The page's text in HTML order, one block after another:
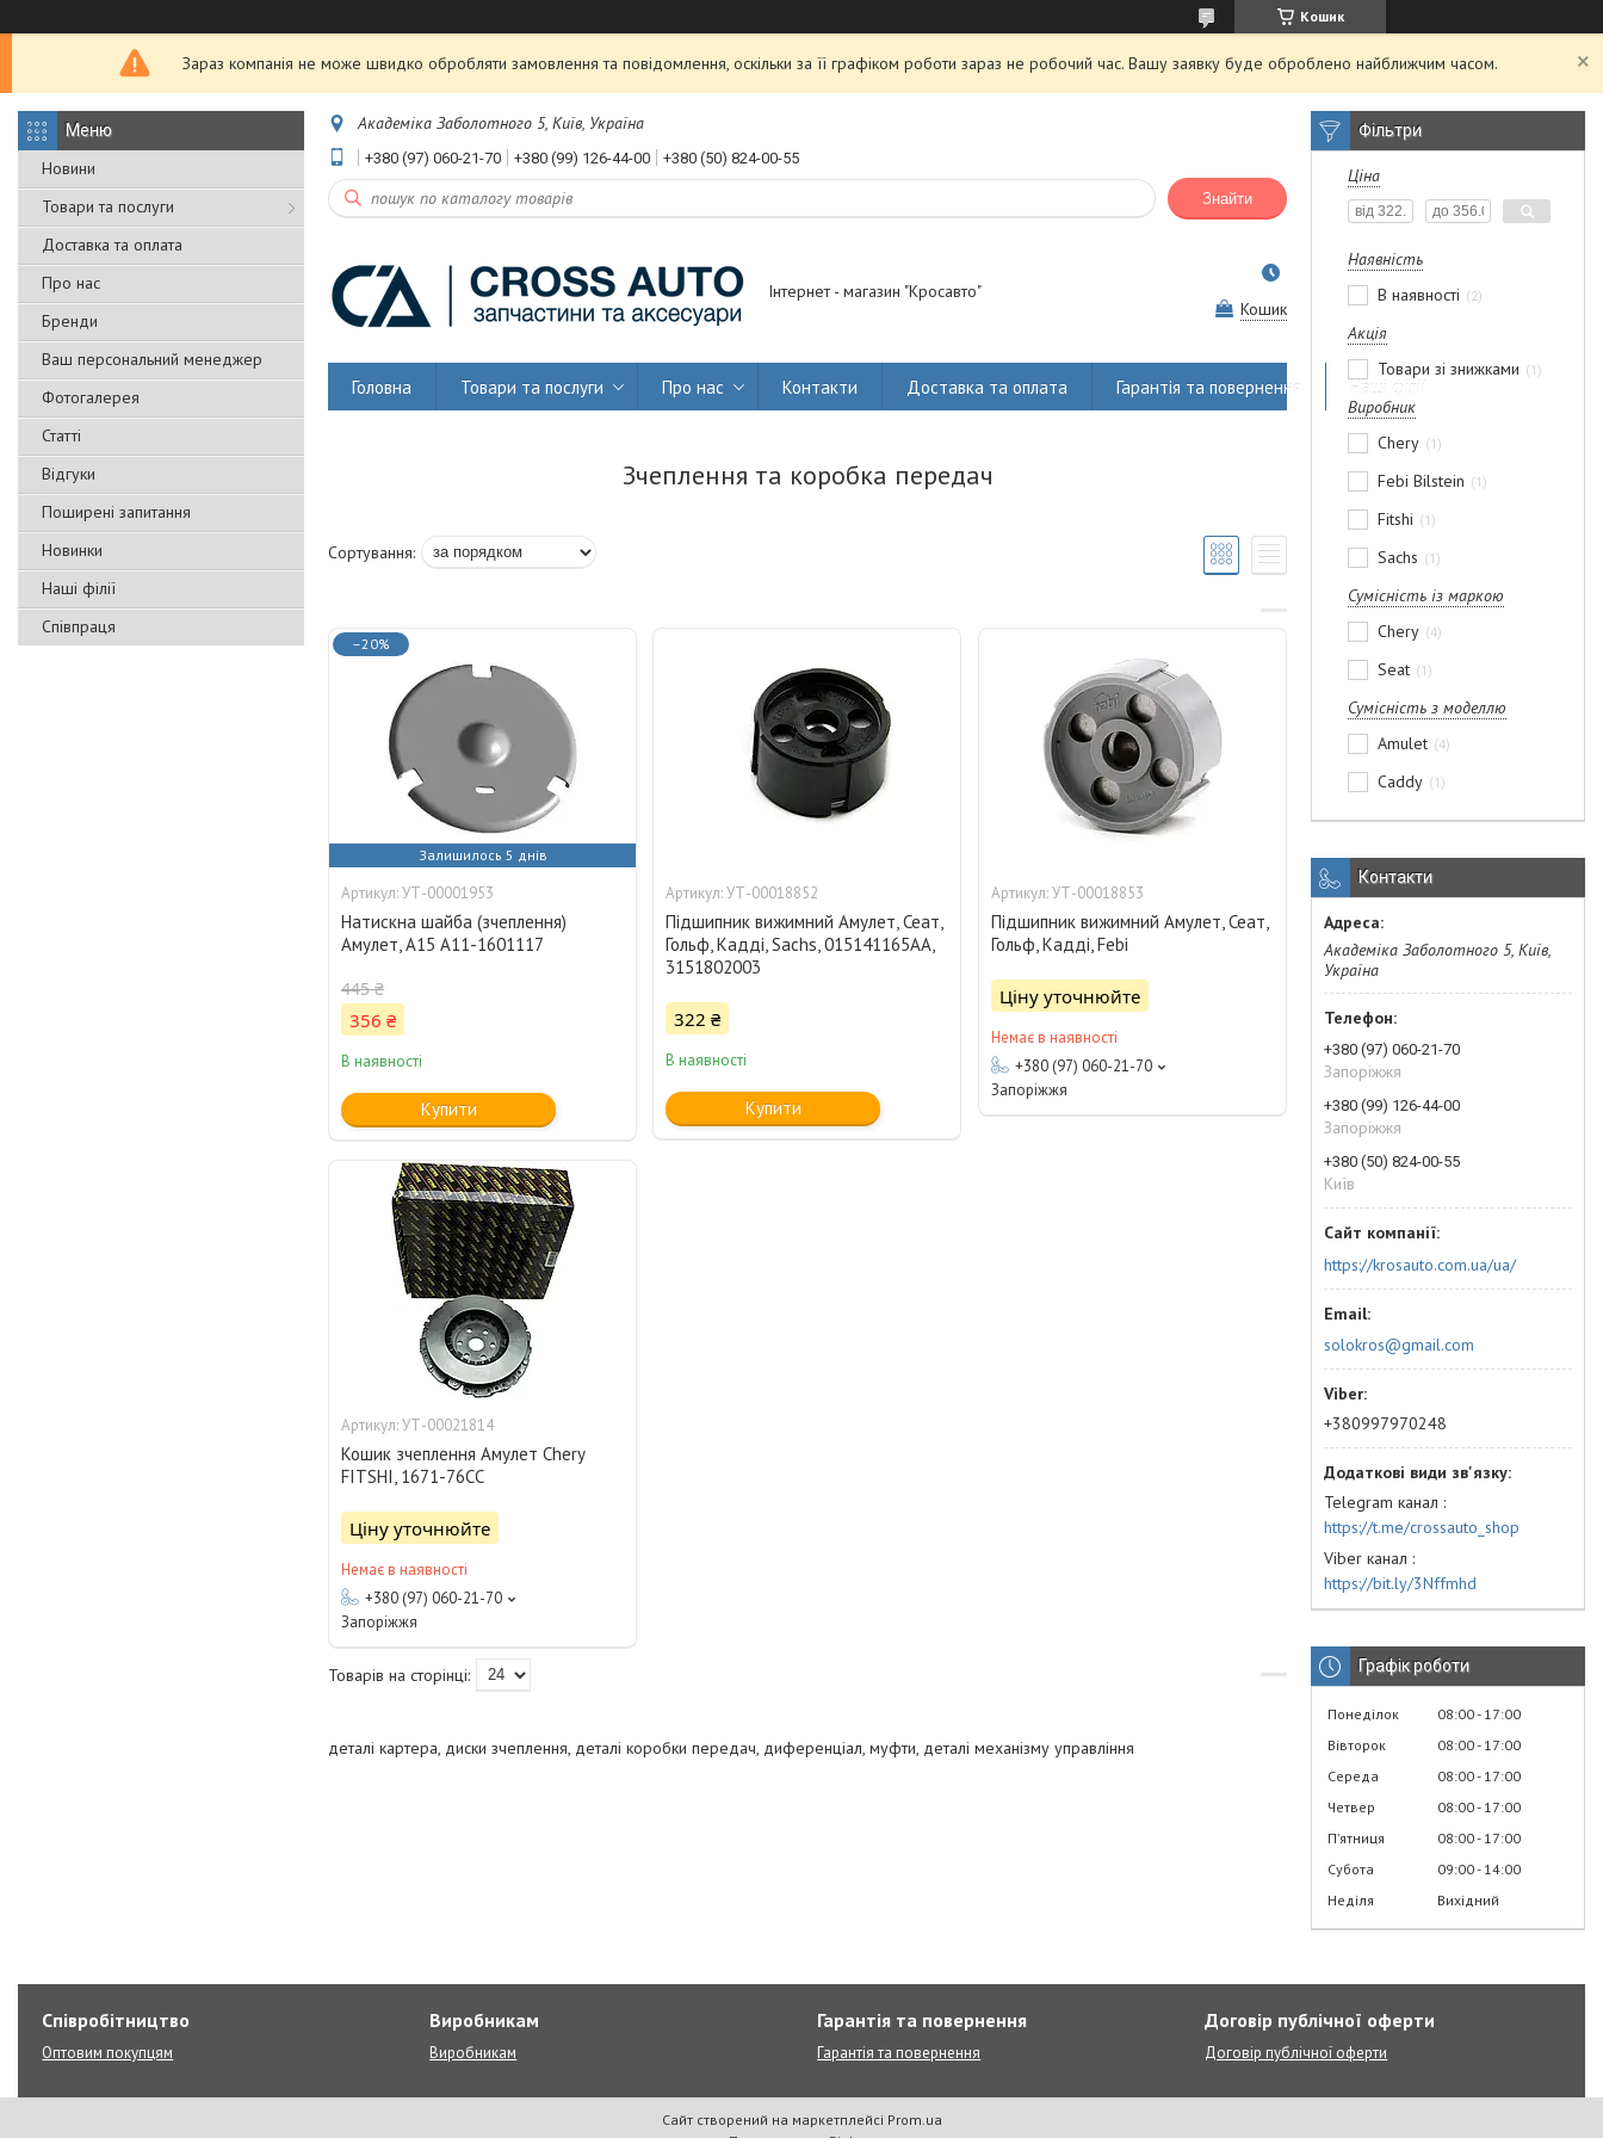
Кошик
Зараз компанія не може швидко обробляти замовлення та повідомлення, оскільки за її графіком роботи зараз не робочий час. Вашу заявку буде оброблено найближчим часом.
Новини
Товари та послуги
Доставка та оплата
Про нас
Бренди
Ваш персональний менеджер
Фотогалерея
Статті
Відгуки
Поширені запитання
Новинки
Наші філії
Співпраця
Академіка Заболотного 5, Київ, Україна
+380 (97) 060-21-70 +380 (99) 126-44-00 +380 (50) 824-00-55
Знайти
Інтернет - магазин "Кросавто"
Кошик
Головна Товари та послуги Про нас Контакти Доставка та оплата Гарантія та повернення Наші філії
Зчеплення та коробка передач
–20%
Залишилось 5 днів
УТ-00001953
Натискна шайба (зчеплення)
Амулет, A15 A11-1601117
445 ₴
356 ₴
В наявності
Купити
УТ-00018852
Підшипник вижимний Амулет, Сеат,
Гольф, Кадді, Sachs, 015141165AA,
3151802003
322 ₴
В наявності
Купити
УТ-00018853
Підшипник вижимний Амулет, Сеат,
Гольф, Кадді, Febi
Ціну уточнюйте
Немає в наявності
+380 (97) 060-21-70
Запоріжжя
УТ-00021814
Кошик зчеплення Амулет Chery
FITSHI, 1671-76CC
Ціну уточнюйте
Немає в наявності
+380 (97) 060-21-70
Запоріжжя
деталі картера, диски зчеплення, деталі коробки передач, диференціал, муфти, деталі механізму управління
Фільтри
Ціна
Наявність
В наявності
2
Акція
Товари зі знижками
1
Виробник
Chery
1
Febi Bilstein 1
Fitshi 1
Sachs 1
Сумісність із маркою
Chery
4
Seat 1
Сумісність з моделлю
Amulet
4
Caddy 1
Контакти
Академіка Заболотного 5, Київ,
Україна
+380 (97) 060-21-70
Запоріжжя
+380 (99) 126-44-00
Запоріжжя
+380 (50) 824-00-55
Київ
https://krosauto.com.ua/ua/
solokros@gmail.com
+380997970248
Telegram канал
https://t.me/crossauto_shop
Viber канал
https://bit.ly/3Nffmhd
Графік роботи
Понеділок 08:00 17:00
Вівторок
08:00 17:00
Середа
08:00 17:00
Четвер
08:00 17:00
Пʼятниця
08:00 17:00
Субота
09:00 14:00
Неділя
Вихідний
Співробітництво
Оптовим покупцям
Виробникам
Виробникам
Гарантія та повернення
Гарантія та повернення
Договір публічної оферти
Договір публічної оферти
Сайт створений на маркетплейсі Prom.ua